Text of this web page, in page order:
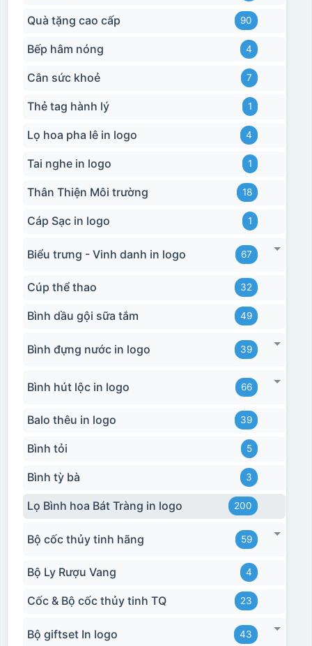
Hộp xi ly sứ
Quà tặng cao cấp 90
Bếp hâm nóng 4
Cân sức khoẻ 7
Thẻ tag hành lý 1
Lọ hoa pha lê in logo 4
Tai nghe in logo 1
Thân Thiện Môi trường 18
Cáp Sạc in logo 1
Biểu trưng - Vinh danh in logo 67
Cúp thể thao 32
Bình dầu gội sữa tắm 49
Bình đựng nước in logo 39
Bình hút lộc in logo 66
Balo thêu in logo 39
Bình tỏi 5
Bình tỳ bà 3
Lọ Bình hoa Bát Tràng in logo 200
Bộ cốc thủy tinh hãng 59
Bộ Ly Rượu Vang 4
Cốc & Bộ cốc thủy tinh TQ 23
Bộ giftset In logo 43